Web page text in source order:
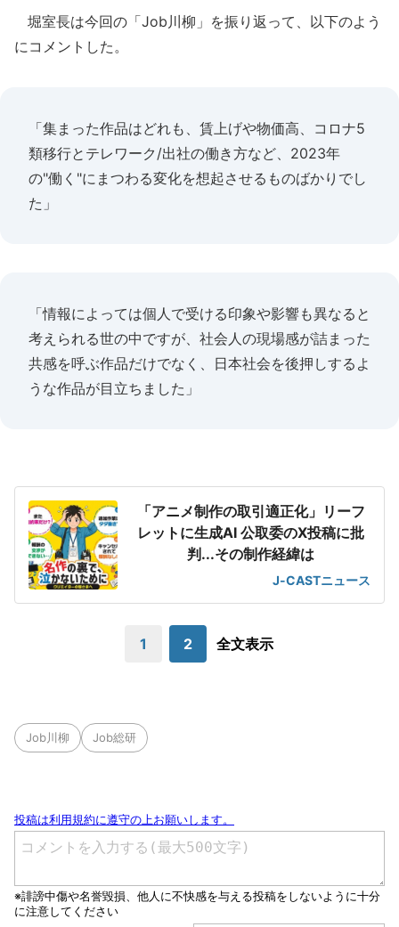
堀室長は今回の「Job川柳」を振り返って、以下のよう
にコメントした。
「集まった作品はどれも、賃上げや物価高、コロナ5
類移行とテレワーク/出社の働き方など、2023年
の"働く"にまつわる変化を想起させるものばかりでし
た」
「情報によっては個人で受ける印象や影響も異なると
考えられる世の中ですが、社会人の現場感が詰まった
共感を呼ぶ作品だけでなく、日本社会を後押しするよ
うな作品が目立ちました」
「アニメ制作の取引適正化」リーフ
レットに生成AI 公取委のX投稿に批
判...その制作経緯は
J-CASTニュース
1 2 全文表示
Job川柳 Job総研